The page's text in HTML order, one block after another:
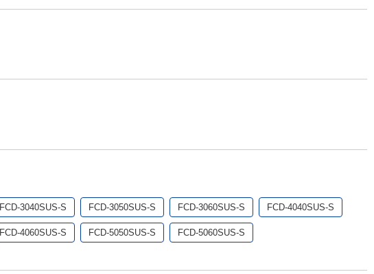
FCD-3040SUS-S FCD-3050SUS-S FCD-3060SUS-S FCD-4040SUS-S
FCD-4060SUS-S FCD-5050SUS-S FCD-5060SUS-S